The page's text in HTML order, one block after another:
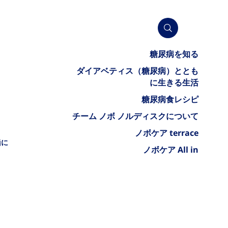
糖尿病を知る
ダイアベティス（糖尿病）ととも
に生きる生活
糖尿病食レシピ
チーム ノボ ノルディスクについて
ノボケア terrace
ノボケア All in